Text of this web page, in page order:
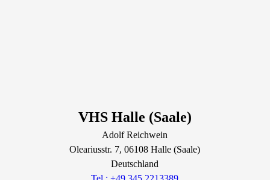
VHS Halle (Saale)
Adolf Reichwein
Oleariusstr. 7, 06108Halle (Saale)
Deutschland
Tel.: +49 345 2213389